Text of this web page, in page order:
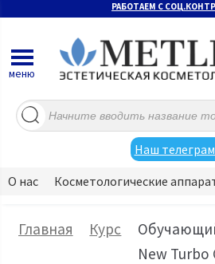
РАБОТАЕМ С
Поиск
товаров
Наш
меню
О нас Косметологические
Главная Курс
New Turbo